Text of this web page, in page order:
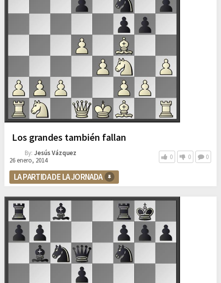
Los grandes también fallan
By: Jesús Vázquez
26 enero, 2014
0 0 0
LA PARTIDA DE LA JORNADA